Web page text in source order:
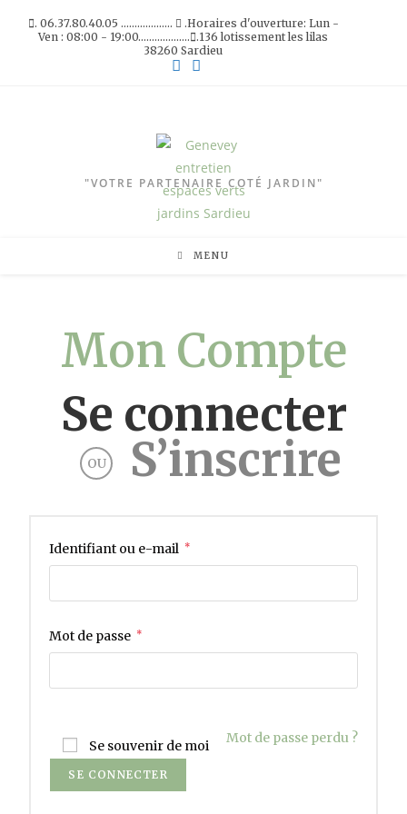
. 06.37.80.40.05 ...................
.Horaires d'ouverture: Lun -
Ven : 08:00 - 19:00................... .136 lotissement les lilas
38260 Sardieu
"VOTRE PARTENAIRE COTÉ JARDIN"
MENU
Mon Compte
Se connecter
OU S’inscrire
Identifiant ou e-mail *
Mot de passe *
Se souvenir de moi
SE CONNECTER
Mot de passe perdu ?